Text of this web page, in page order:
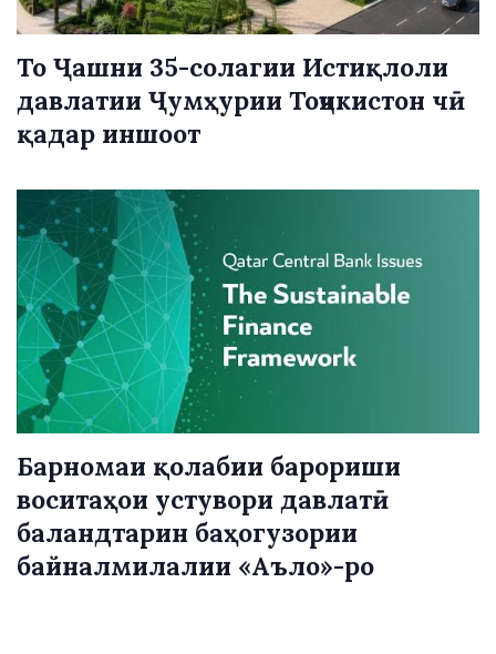
То Ҷашни 35-солагии Истиқлоли
давлатии Ҷумҳурии Тоҷикистон чӣ
қадар иншоот
Барномаи қолабии барориши
воситаҳои устувори давлатӣ
баландтарин баҳогузории
байналмилалии «Аъло»-ро